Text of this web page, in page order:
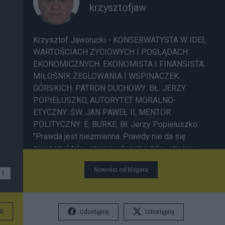
1
krzysztofjaw
Krzysztof Jaworucki - KONSERWATYSTA W IDEI,
WARTOŚCIACH ŻYCIOWYCH I POGLĄDACH
EKONOMICZNYCH. EKONOMISTA I FINANSISTA.
MIŁOŚNIK ŻEGLOWANIA I WSPINACZEK
GÓRSKICH. PATRON DUCHOWY: BŁ. JERZY
POPIEŁUSZKO, AUTORYTET MORALNO-
ETYCZNY: ŚW. JAN PAWEŁ II, MENTOR
POLITYCZNY: E. BURKE. Bł. Jerzy Popiełuszko:
"Prawda jest niezmienna. Prawdy nie da się
zniszczyć taką czy inną decyzją, taką czy inną
ustawą"; "Gdyby większość Polaków w obecnej
sytuacji wkroczyła na drogę prawdy, stalibyśmy
sądzić, że jesteś już u kresu, nie wierz w to! Jeśli
znasz odwieczną Miłość, która Cię stworzyła";
Nowości od blogera
Udostępnij Udostępnij